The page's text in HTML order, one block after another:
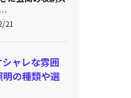
21
ャレな雰囲
の種類や選